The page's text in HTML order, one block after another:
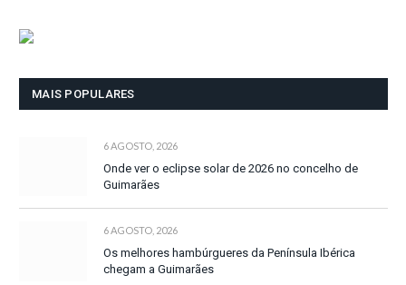
MAIS POPULARES
6 AGOSTO, 2026
Onde ver o eclipse solar de 2026 no concelho de
Guimarães
6 AGOSTO, 2026
Os melhores hambúrgueres da Península Ibérica
chegam a Guimarães